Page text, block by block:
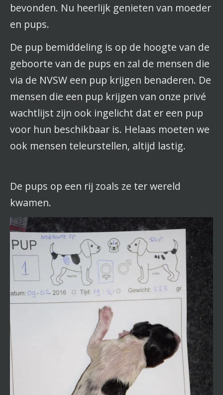
bevonden. Nu heerlijk genieten van moeder
en pups.
De pup bemiddeling is op de hoogte van de
geboorte van de pups en zal de mensen die
via de NVSW een pup krijgen benaderen. De
mensen die een pup krijgen van onze privé
wachtlijst zijn ook ingelicht dat er een pup
voor hun beschikbaar is. Helaas moeten we
ook mensen teleurstellen, altijd lastig.
De pups op een rij zoals ze ter wereld
kwamen.